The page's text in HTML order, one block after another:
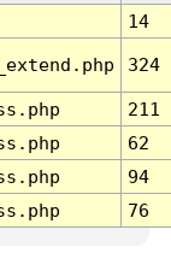
14
324
211
62
94
76